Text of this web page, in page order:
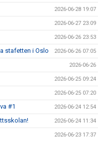
2026-06-28 19:07
2026-06-27 23:09
2026-06-26 23:53
stafetten i Oslo 2026-06-26 07:05
2026-06-26
2026-06-25 09:24
2026-06-25 07:20
#1 2026-06-24 12:54
2026-06-24 11:34
2026-06-23 17:37